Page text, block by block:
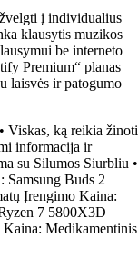
į individualius
klausytis muzikos
be interneto
Premium“ planas
laisvės ir patogumo
• Viskas, ką reikia žinoti
informacija ir
su Silumos Siurbliu •
Samsung Buds 2
Įrengimo Kaina:
7 5800X3D
Kaina: Medikamentinis